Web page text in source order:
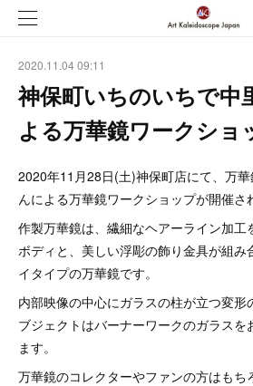
2020.11.04 09:11
神保町いちのいちで中
よる万華鏡ワークショ
2020年11月28日(土)神保町店にて、万
んによる万華鏡ワークショップが開催さ
作製万華鏡は、繊細なヘアーライン加工
ボディと、美しい浮彫の飾り金具が組み
イタイプの万華鏡です。
内部映像の中心にガラスの柱が立つ変形
ブジェクトはバーナーワークのガラスを
ます。
万華鏡のコレクターやファンの方はもち